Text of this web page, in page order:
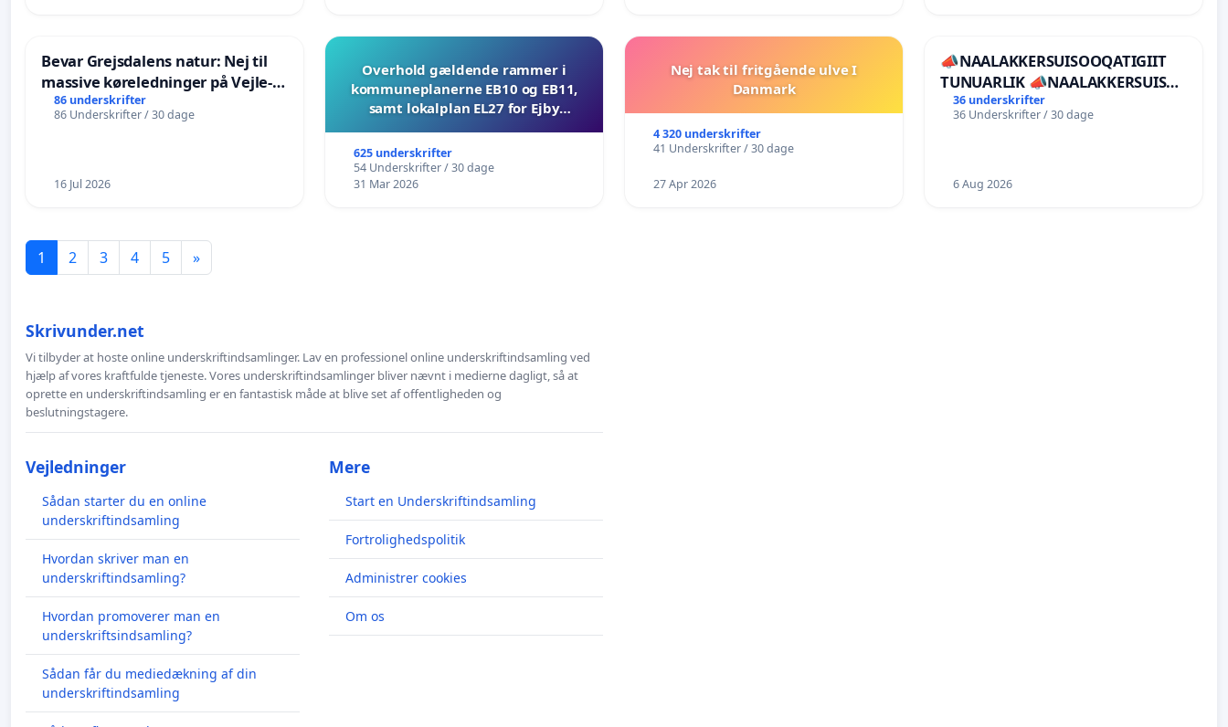
Bevar Grejsdalens natur: Nej til
massive køreledninger på Vejle-
Struer-banen
86 underskrifter
86 Underskrifter / 30 dage
16 Jul 2026
Overhold gældende rammer i
kommuneplanerne EB10 og EB11,
samt lokalplan EL27 for Ejby
625 underskrifter
54 Underskrifter / 30 dage
31 Mar 2026
Nej tak til fritgående ulve I
Danmark
4 320 underskrifter
41 Underskrifter / 30 dage
27 Apr 2026
📣NAALAKKERSUISOOQATIGIIT
TUNUARLIK 📣NAALAKKERSUISUT
BØR TRÆKKE SIG TILBAGE
36 underskrifter
36 Underskrifter / 30 dage
6 Aug 2026
1 2 3 4 5 »
Skrivunder.net
Vi tilbyder at hoste online underskriftindsamlinger. Lav en professionel online underskriftindsamling ved
hjælp af vores kraftfulde tjeneste. Vores underskriftindsamlinger bliver nævnt i medierne dagligt, så at
oprette en underskriftindsamling er en fantastisk måde at blive set af offentligheden og
beslutningstagere.
Vejledninger
Sådan starter du en online
underskriftindsamling
Hvordan skriver man en
underskriftindsamling?
Hvordan promoverer man en
underskriftsindsamling?
Sådan får du mediedækning af din
underskriftindsamling
Mere
Start en Underskriftindsamling
Fortrolighedspolitik
Administrer cookies
Om os